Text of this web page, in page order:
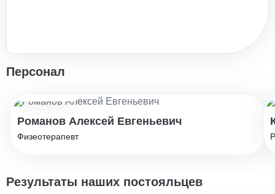
Персонал
Романов Алексей Евгеньевич
Физеотерапевт
Результаты наших постояльцев